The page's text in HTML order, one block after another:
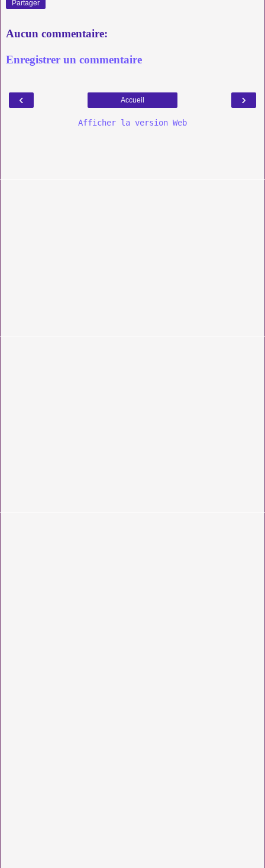
Partager
Aucun commentaire:
Enregistrer un commentaire
‹ ›
Accueil
Afficher la version Web